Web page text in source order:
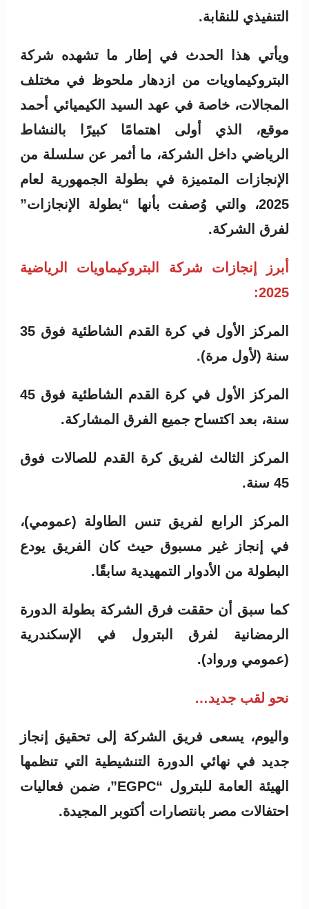
التنفيذي للنقابة.
ويأتي هذا الحدث في إطار ما تشهده شركة
البتروكيماويات من ازدهار ملحوظ في مختلف
المجالات، خاصة في عهد السيد الكيميائي أحمد
موقع، الذي أولى اهتمامًا كبيرًا بالنشاط
الرياضي داخل الشركة، ما أثمر عن سلسلة من
الإنجازات المتميزة في بطولة الجمهورية لعام
2025، والتي وُصفت بأنها “بطولة الإنجازات”
لفرق الشركة.
أبرز إنجازات شركة البتروكيماويات الرياضية
2025:
المركز الأول في كرة القدم الشاطئية فوق 35
سنة (لأول مرة).
المركز الأول في كرة القدم الشاطئية فوق 45
سنة، بعد اكتساح جميع الفرق المشاركة.
المركز الثالث لفريق كرة القدم للصالات فوق
45 سنة.
المركز الرابع لفريق تنس الطاولة (عمومي)،
في إنجاز غير مسبوق حيث كان الفريق يودع
البطولة من الأدوار التمهيدية سابقًا.
كما سبق أن حققت فرق الشركة بطولة الدورة
الرمضانية لفرق البترول في الإسكندرية
(عمومي ورواد).
نحو لقب جديد…
واليوم، يسعى فريق الشركة إلى تحقيق إنجاز
جديد في نهائي الدورة التنشيطية التي تنظمها
الهيئة العامة للبترول “EGPC”، ضمن فعاليات
احتفالات مصر بانتصارات أكتوبر المجيدة.